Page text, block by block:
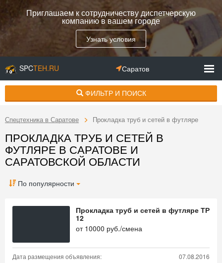
Приглашаем к сотрудничеству диспетчерскую
компанию в вашем городе
Узнать условия
SPCTEH.RU Саратов
ФИЛЬТР И ПОИСК
Спецтехника в Саратове Прокладка труб и сетей в футляре
ПРОКЛАДКА ТРУБ И СЕТЕЙ В
ФУТЛЯРЕ В САРАТОВЕ И
САРАТОВСКОЙ ОБЛАСТИ
По популярности
Прокладка труб и сетей в футляре ТР
12
от 10000 руб./смена
Дата размещения объявления: 07.08.2016